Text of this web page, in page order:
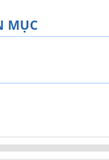
MỤC